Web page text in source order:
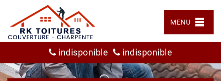
MENU
indisponible indisponible